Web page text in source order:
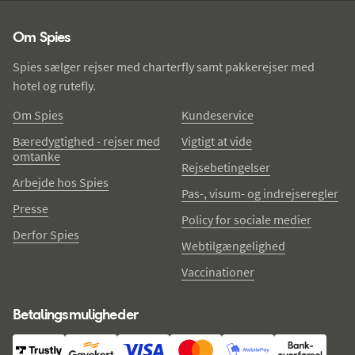
Om Spies
Spies sælger rejser med charterfly samt pakkerejser med
hotel og rutefly.
Om Spies
Bæredygtighed - rejser med
omtanke
Arbejde hos Spies
Presse
Derfor Spies
Kundeservice
Vigtigt at vide
Rejsebetingelser
Pas-, visum- og indrejseregler
Policy for sociale medier
Webtilgængelighed
Vaccinationer
Betalingsmuligheder